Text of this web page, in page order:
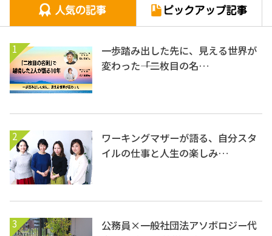
1
一歩踏み出した先に、見える世界が
変わった――「二枚目の名…
2
ワーキングマザーが語る、自分スタ
イルの仕事と人生の楽しみ…
3
公務員×一般社団法アソボロジー代